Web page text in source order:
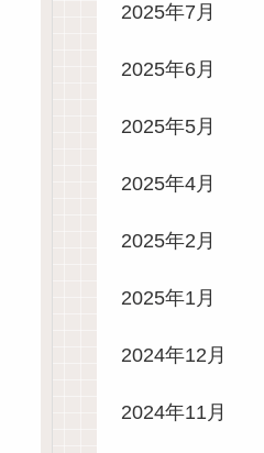
2025年7月
2025年6月
2025年5月
2025年4月
2025年2月
2025年1月
2024年12月
2024年11月